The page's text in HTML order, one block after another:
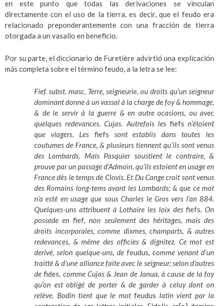
en este punto que todas las derivaciones se vinculan
directamente con el uso de la tierra, es decir, que el feudo era
relacionado preponderantemente con una fracción de tierra
otorgada a un vasallo en beneficio.
Por su parte, el diccionario de Furetière advirtió una explicación
más completa sobre el término feudo, a la letra se lee:
Fief. subst. masc. Terre, seigneurie, ou droits qu’un seigneur
dominant donne à un vassal à la charge de foy & hommage,
& de le servir à la guerre & en autre ocasions, ou avec
quelques redevances. Cujas. Autrefois les fiefs n’étoient
que viagers. Les fiefs sont establis dans toutes les
coutumes de France, & plusieurs tiennent qu’ils sont venus
des Lombards. Mais Pasquier soustient le contraire, &
prouve par un passage d’Admoin, qu’ils estoient en usage en
France dès le temps de Clovis. Et Du Cange croit sont venus
des Romains long-tems avant les Lombards; & que ce mot
n’a esté en usage que sous Charles le Gros vers l’an 884.
Quelques-uns attribuent à Lothaire les loix desfiefs. On
possede enfief, non seulement des héritages, mais des
droits incorporales, comme dixmes, champarts, & autres
redevances, & même des officies & dignitez. Ce mot est
derivé, selon quelque-uns, de feudus, comme venant d’un
traitté & d’une alliance faite avec le seigneur; selon d’autres
defides, comme Cujas & Jean de Janua, à cause de la foy
qu’on est obligé de porter & de garder à celuy dont on
relève. Bodin tient que le mot feudus latin vient par la